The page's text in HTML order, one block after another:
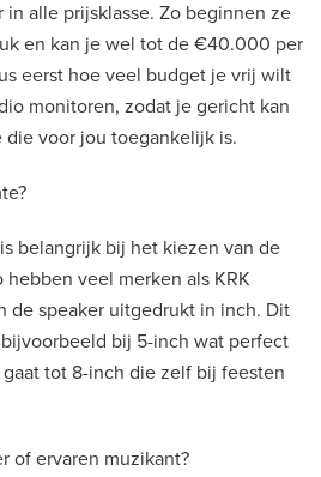
alle prijsklasse. Zo beginnen ze
en kan je wel tot de €40.000 per
eerst hoe veel budget je vrij wilt
monitoren, zodat je gericht kan
voor jou toegankelijk is.
belangrijk bij het kiezen van de
veel merken als KRK
de speaker uitgedrukt in inch. Dit
bijvoorbeeld bij 5-inch wat perfect
tot 8-inch die zelf bij feesten
of ervaren muzikant?